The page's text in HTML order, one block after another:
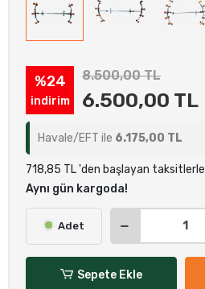
%24
indirim
8.500,00 TL
6.500,00 TL
Havale/EFT ile 6.175,00 TL
718,85 TL 'den başlayan taksitlerle
Aynı gün kargoda!
Adet
Sepete Ekle